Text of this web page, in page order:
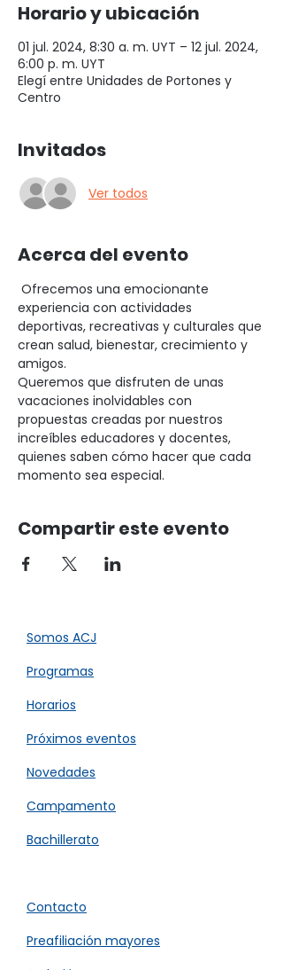
Horario y ubicación
01 jul. 2024, 8:30 a. m. UYT – 12 jul. 2024,
6:00 p. m. UYT
Elegí entre Unidades de Portones y
Centro
Invitados
Ver todos
Acerca del evento
experiencia con actividades
deportivas, recreativas y culturales que
crean salud, bienestar, crecimiento y
amigos.
Queremos que disfruten de unas
vacaciones inolvidables con
propuestas creadas por nuestros
increíbles educadores y docentes,
quienes saben cómo hacer que cada
momento sea especial.
Compartir este evento
Somos ACJ​
Programas
Horarios
Próximos eventos
Novedades
Campamento
Bachillerato
Contacto
Preafiliación mayores